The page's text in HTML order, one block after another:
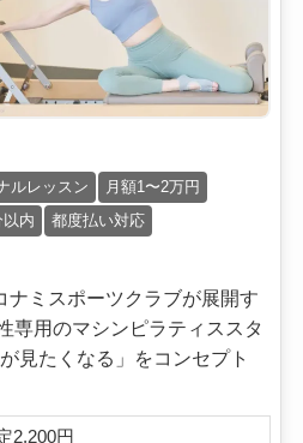
ルレッスン
月額1〜2万円
内
都度払い対応
ナミスポーツクラブが展開す
専用のマシンピラティススタ
見たくなる」をコンセプト
2,200円